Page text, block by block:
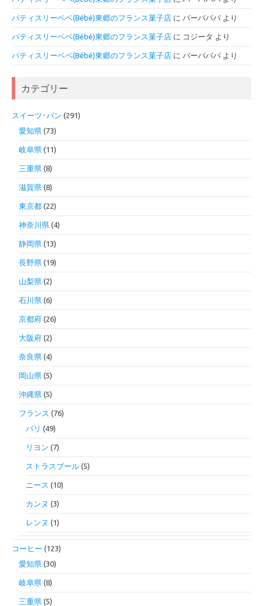
パティスリーベベ(Bébé)東郷のフランス菓子店 に バーバパパ より
パティスリーベベ(Bébé)東郷のフランス菓子店 に コジータ より
パティスリーベベ(Bébé)東郷のフランス菓子店 に バーバパパ より
カテゴリー
スイーツ･パン (291)
愛知県 (73)
岐阜県 (11)
三重県 (8)
滋賀県 (8)
東京都 (22)
神奈川県 (4)
静岡県 (13)
長野県 (19)
山梨県 (2)
石川県 (6)
京都府 (26)
大阪府 (2)
奈良県 (4)
岡山県 (5)
沖縄県 (5)
フランス (76)
パリ (49)
リヨン (7)
ストラスブール (5)
ニース (10)
カンヌ (3)
レンヌ (1)
コーヒー (123)
愛知県 (30)
岐阜県 (8)
三重県 (5)